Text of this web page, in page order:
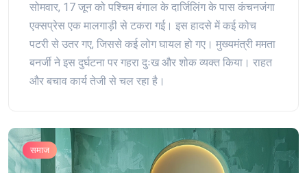
सोमवार, 17 जून को पश्चिम बंगाल के दार्जिलिंग के पास कंचनजंगा
एक्सप्रेस एक मालगाड़ी से टकरा गई। इस हादसे में कई कोच
पटरी से उतर गए, जिससे कई लोग घायल हो गए। मुख्यमंत्री ममता
बनर्जी ने इस दुर्घटना पर गहरा दुःख और शोक व्यक्त किया। राहत
और बचाव कार्य तेजी से चल रहा है।
समाज